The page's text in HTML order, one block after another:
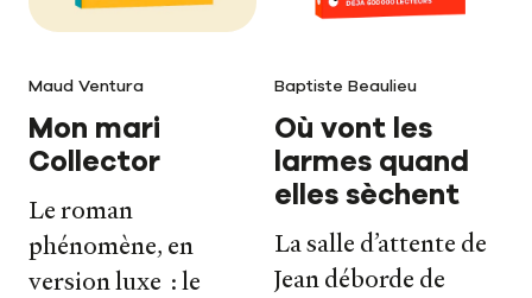
Maud Ventura
Mon mari
Collector
Le roman
phénomène, en
version luxe : le
Baptiste Beaulieu
Où vont les
larmes quand
elles sèchent
La salle d’attente de
Jean déborde de